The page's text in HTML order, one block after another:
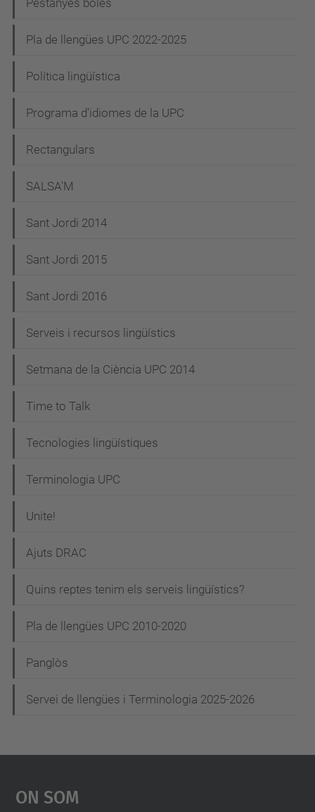
Pestanyes boles
Pla de llengües UPC 2022-2025
Política lingüística
Programa d'idiomes de la UPC
Rectangulars
SALSA'M
Sant Jordi 2014
Sant Jordi 2015
Sant Jordi 2016
Serveis i recursos lingüístics
Setmana de la Ciència UPC 2014
Time to Talk
Tecnologies lingüístiques
Terminologia UPC
Unite!
Ajuts DRAC
Quins reptes tenim els serveis lingüístics?
Pla de llengües UPC 2010-2020
Panglòs
Servei de llengües i Terminologia 2025-2026
On Som